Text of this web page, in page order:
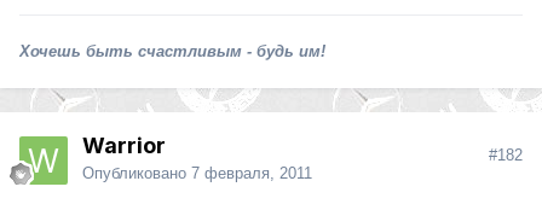
Хочешь быть счастливым - будь им!
Warrior
Опубликовано 7 февраля, 2011
#182